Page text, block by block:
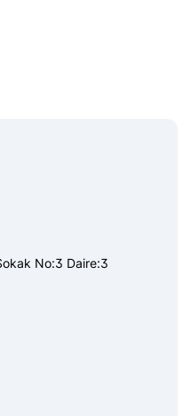
No:3 Daire:3